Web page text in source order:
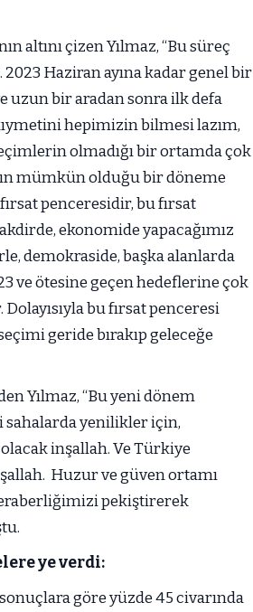
altını çizen Yılmaz, “Bu süreç
Haziran ayına kadar genel bir
uzun bir aradan sonra ilk defa
hepimizin bilmesi lazım,
olmadığı bir ortamda çok
mümkün olduğu bir döneme
penceresidir, bu fırsat
ekonomide yapacağımız
demokraside, başka alanlarda
ve ötesine geçen hedeflerine çok
bu fırsat penceresi
geride bırakıp geleceğe
Yılmaz, “Bu yeni dönem
sahalarda yenilikler için,
inşallah. Ve Türkiye
Huzur ve güven ortamı
pekiştirerek
ye verdi:
göre yüzde 45 civarında